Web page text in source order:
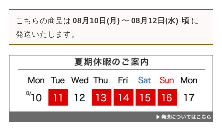
こちらの商品は 08月10日(月) 〜 08月12日(水) 頃 に
発送いたします。